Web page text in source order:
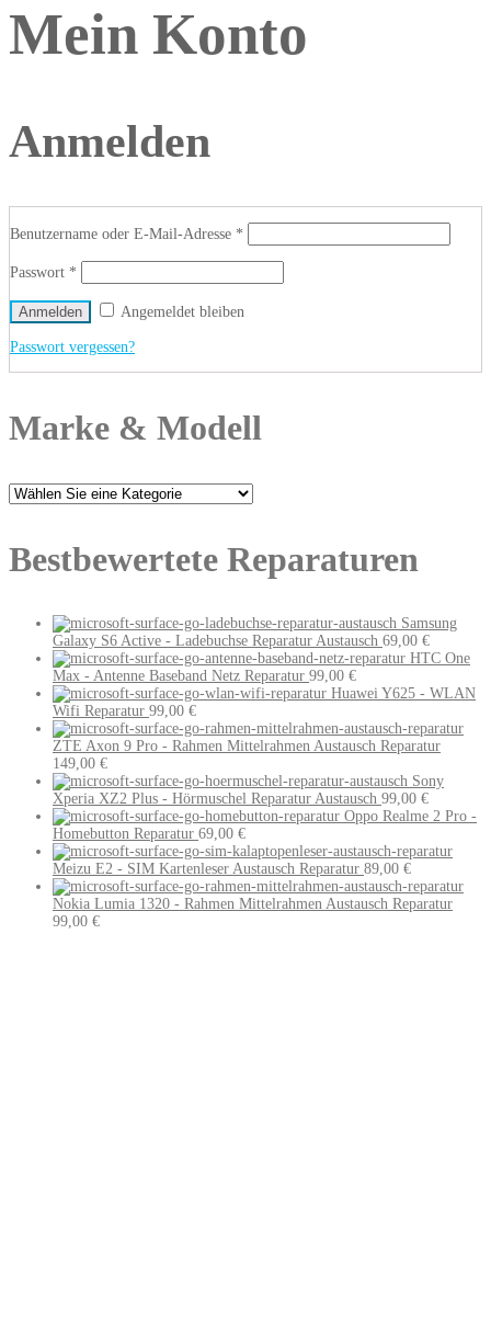
Mein Konto
Anmelden
Benutzername oder E-Mail-Adresse *
Passwort *
Anmelden Angemeldet bleiben
Passwort vergessen?
Marke & Modell
Bestbewertete Reparaturen
Samsung
Galaxy S6 Active - Ladebuchse Reparatur Austausch 69,00 €
HTC One
Max - Antenne Baseband Netz Reparatur 99,00 €
Huawei Y625 - WLAN
Wifi Reparatur 99,00 €
ZTE Axon 9 Pro - Rahmen Mittelrahmen Austausch Reparatur
149,00 €
Sony
Xperia XZ2 Plus - Hörmuschel Reparatur Austausch 99,00 €
Oppo Realme 2 Pro -
Homebutton Reparatur 69,00 €
Meizu E2 - SIM Kartenleser Austausch Reparatur 89,00 €
Nokia Lumia 1320 - Rahmen Mittelrahmen Austausch Reparatur
99,00 €